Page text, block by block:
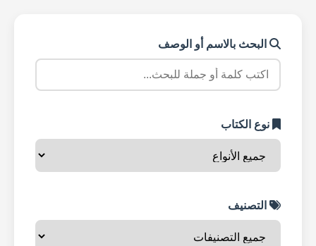
البحث بالاسم أو الوصف
نوع الكتاب
التصنيف